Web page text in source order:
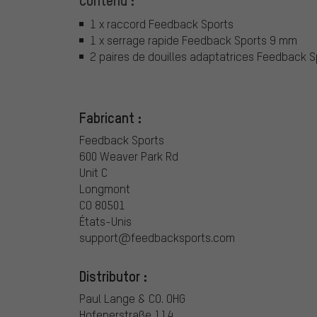
1 x raccord Feedback Sports
1 x serrage rapide Feedback Sports 9 mm
2 paires de douilles adaptatrices Feedback
Fabricant :
Feedback Sports
600 Weaver Park Rd
Unit C
Longmont
CO 80501
États-Unis
support@feedbacksports.com
Distributor :
Paul Lange & CO. OHG